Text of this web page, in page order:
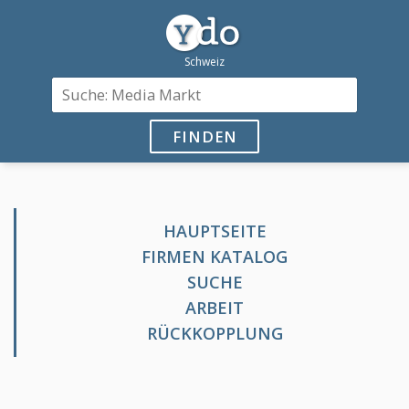
FINDEN
HAUPTSEITE
FIRMEN KATALOG
SUCHE
ARBEIT
RÜCKKOPPLUNG